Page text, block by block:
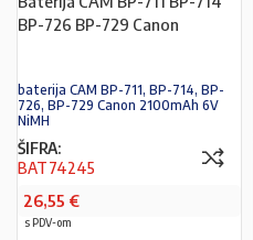
BP-726 BP-729 Canon
baterija CAM BP-711, BP-714, BP-
726, BP-729 Canon 2100mAh 6V
NiMH
ŠIFRA:
BAT74245
26,55 €
s PDV-om